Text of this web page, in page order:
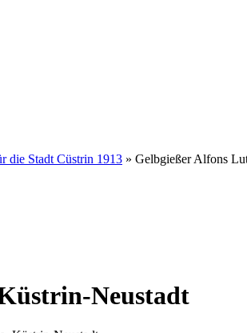
die Stadt Cüstrin 1913 » Gelbgießer Alfons
Neustadt